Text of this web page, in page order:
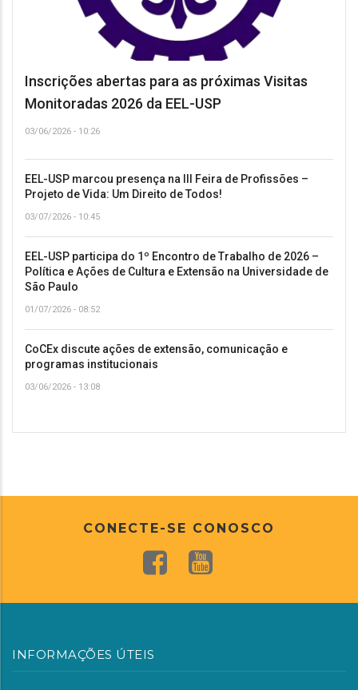
Inscrições abertas para as próximas Visitas
Monitoradas 2026 da EEL-USP
03/06/2026 - 10:26
EEL-USP marcou presença na III Feira de Profissões –
Projeto de Vida: Um Direito de Todos!
03/07/2026 - 10:45
EEL-USP participa do 1º Encontro de Trabalho de 2026 –
Política e Ações de Cultura e Extensão na Universidade de
São Paulo
01/07/2026 - 08:52
CoCEx discute ações de extensão, comunicação e
programas institucionais
03/06/2026 - 13:08
CONECTE-SE CONOSCO
INFORMAÇÕES ÚTEIS